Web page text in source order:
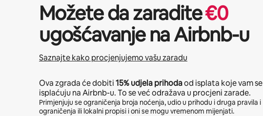
Možete da zaradite€0
ugošćavanje na Airbnb-u
Saznajte kako procjenjujemo vašu zaradu
Ova zgrada će dobiti15%udjela prihodaod isplata koje vam se
isplaćuju na Airbnb-u. To se već odražava u procjeni zarade.
Primjenjuju se ograničenja broja noćenja, udio u prihodu i druga pravila i
ograničenja ili lokalni propisi i oni se mogu vremenom mijenjati.